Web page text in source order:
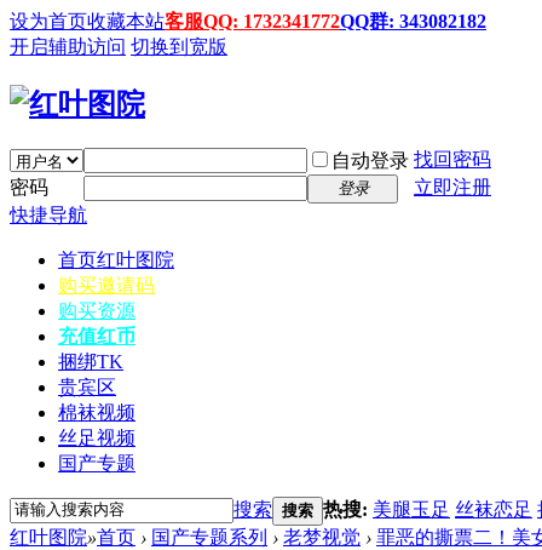
设为首页收藏本站客服QQ: 1732341772QQ群: 343082182
开启辅助访问 切换到宽版
自动登录 找回密码
密码
登录
立即注册
快捷导航
首页红叶图院
购买邀请码
购买资源
充值红币
捆绑TK
贵宾区
棉袜视频
丝足视频
国产专题
搜索 搜索 热搜: 美腿玉足 丝袜恋足
红叶图院»首页 › 国产专题系列 › 老梦视觉 › 罪恶的撕票二！美